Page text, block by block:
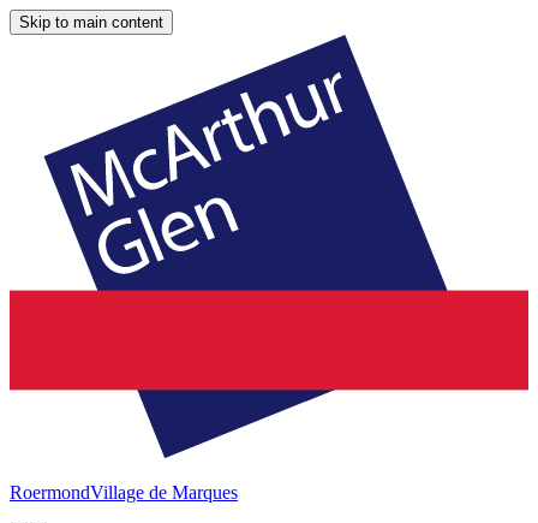
Skip to main content
RoermondVillage de Marques